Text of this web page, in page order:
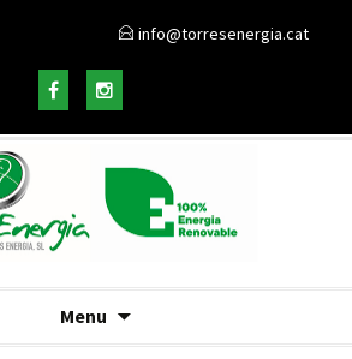
info@torresenergia.cat
Menu